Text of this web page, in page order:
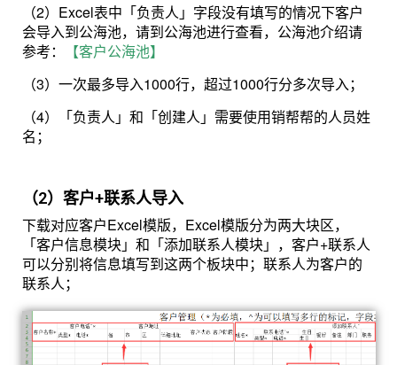
（2）Excel表中「负责人」字段没有填写的情况下客户
会导入到公海池，请到公海池进行查看，公海池介绍请
参考：
【客户公海池】
（3）一次最多导入1000行，超过1000行分多次导入；
（4）「负责人」和「创建人」需要使用销帮帮的人员姓
名；
（2）客户+联系人导入
下载对应客户Excel模版，Excel模版分为两大块区，
「客户信息模块」和「添加联系人模块」，客户+联系人
可以分别将信息填写到这两个板块中；联系人为客户的
联系人；